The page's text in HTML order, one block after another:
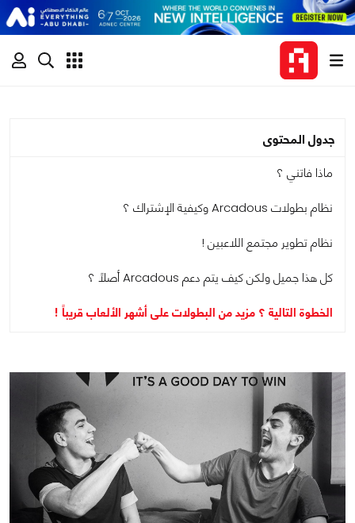
جدول المحتوى
ماذا فاتني ؟
نظام بطولات Arcadous وكيفية الإشتراك ؟
نظام تطوير مجتمع اللاعبين !
كل هذا جميل ولكن كيف يتم دعم Arcadous أصلاً ؟
الخطوة التالية ؟ مزيد من البطولات على أشهر الألعاب قريباً !